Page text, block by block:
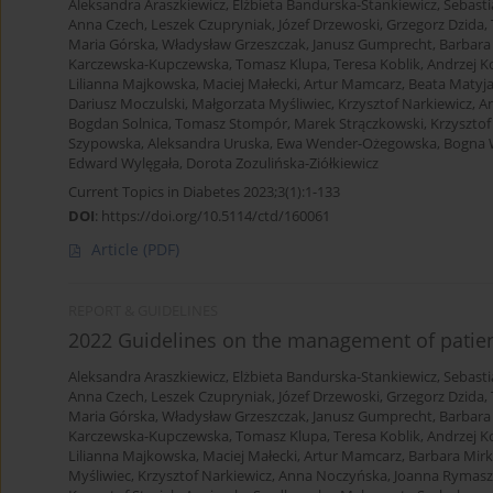
Aleksandra Araszkiewicz, Elżbieta Bandurska-Stankiewicz,
Anna Czech, Leszek Czupryniak, Józef Drzewoski, Grzegorz Dzida,
Maria Górska, Władysław Grzeszczak, Janusz Gumprecht,
Karczewska-Kupczewska, Tomasz Klupa, Teresa Koblik, Andrzej
Lilianna Majkowska, Maciej Małecki, Artur Mamcarz, Beata
Dariusz Moczulski, Małgorzata Myśliwiec, Krzysztof Narkiewicz,
Bogdan Solnica, Tomasz Stompór, Marek Strączkowski,
Szypowska, Aleksandra Uruska, Ewa Wender-Ożegowska, Bogna
Edward Wylęgała, Dorota Zozulińska-Ziółkiewicz
Current Topics in Diabetes 2023;3(1):1-133
DOI: https://doi.org/10.5114/ctd/160061
Article (PDF)
2022 Guidelines on the management of
Aleksandra Araszkiewicz, Elżbieta Bandurska-Stankiewicz,
Anna Czech, Leszek Czupryniak, Józef Drzewoski, Grzegorz Dzida,
Maria Górska, Władysław Grzeszczak, Janusz Gumprecht,
Karczewska-Kupczewska, Tomasz Klupa, Teresa Koblik, Andrzej
Lilianna Majkowska, Maciej Małecki, Artur Mamcarz, Barbara
Myśliwiec, Krzysztof Narkiewicz, Anna Noczyńska, Joanna